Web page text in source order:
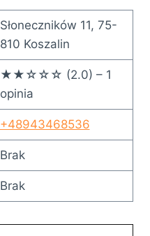
Słoneczników 11, 75-
810 Koszalin
★★☆☆☆ (2.0) – 1
opinia
+48943468536
Brak
Brak